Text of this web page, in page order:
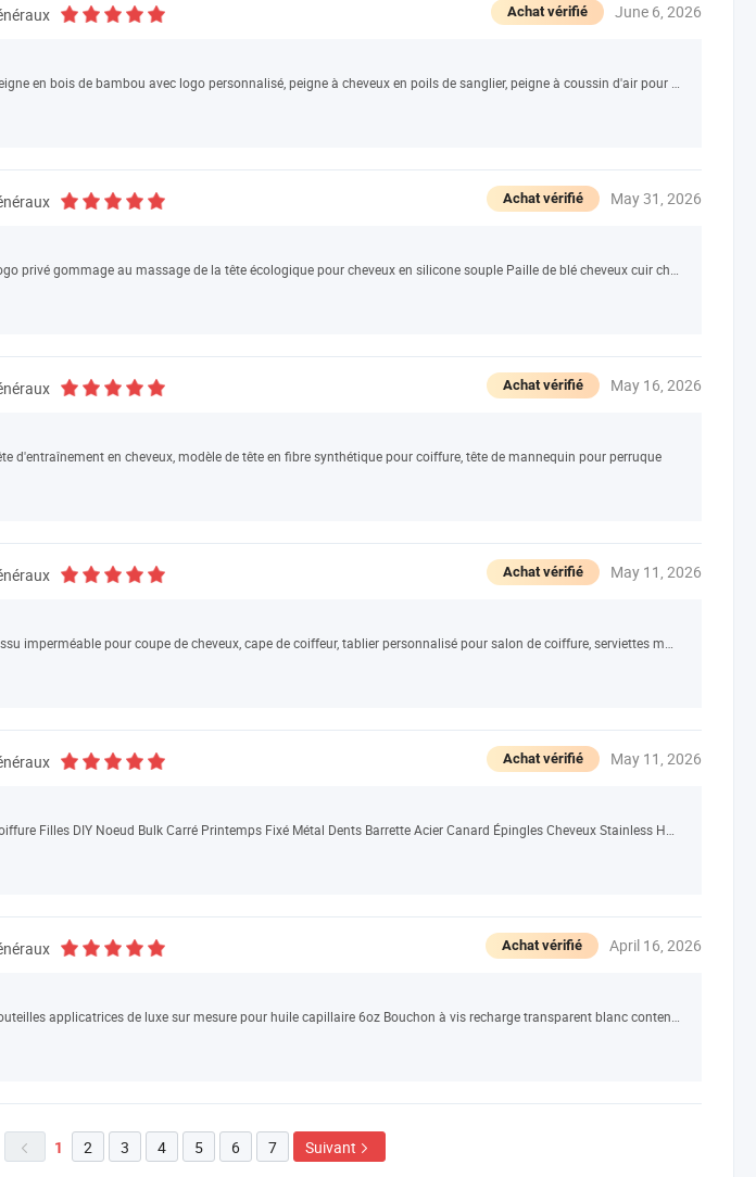
Achat vérifié June 6, 2026
Achat vérifié May 31, 2026
Achat vérifié May 16, 2026
d'entraînement en cheveux, modèle de tête en fibre synthétique pour coiffure, tête de mannequin pour perruque
Achat vérifié May 11, 2026
Achat vérifié May 11, 2026
Achat vérifié April 16, 2026
 1 2 3 4 5 6 7 Suivant 